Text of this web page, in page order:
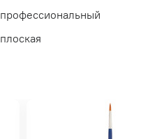
профессиональный
плоская